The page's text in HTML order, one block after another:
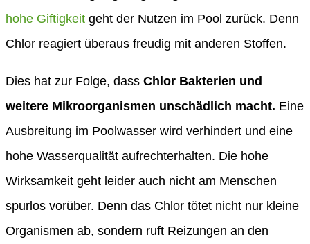
hohe Giftigkeit geht der Nutzen im Pool zurück. Denn
Chlor reagiert überaus freudig mit anderen Stoffen.
Dies hat zur Folge, dass Chlor Bakterien und
weitere Mikroorganismen unschädlich macht. Eine
Ausbreitung im Poolwasser wird verhindert und eine
hohe Wasserqualität aufrechterhalten. Die hohe
Wirksamkeit geht leider auch nicht am Menschen
spurlos vorüber. Denn das Chlor tötet nicht nur kleine
Organismen ab, sondern ruft Reizungen an den